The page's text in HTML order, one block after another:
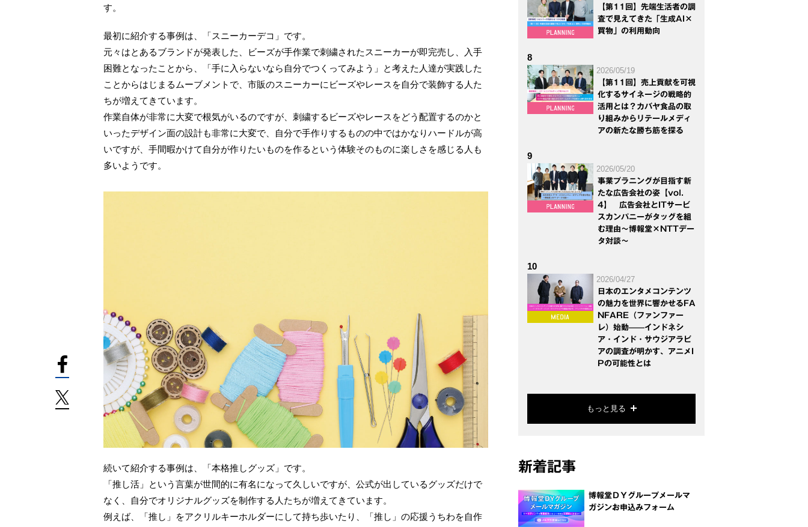
す。
最初に紹介する事例は、「スニーカーデコ」です。
元々はとあるブランドが発表した、ビーズが手作業で刺繍されたスニーカーが即完売し、入手
困難となったことから、「手に入らないなら自分でつくってみよう」と考えた人達が実践した
ことからはじまるムーブメントで、市販のスニーカーにビーズやレースを自分で装飾する人た
ちが増えてきています。
作業自体が非常に大変で根気がいるのですが、刺繍するビーズやレースをどう配置するのかと
いったデザイン面の設計も非常に大変で、自分で手作りするものの中ではかなりハードルが高
いですが、手間暇かけて自分が作りたいものを作るという体験そのものに楽しさを感じる人も
多いようです。
続いて紹介する事例は、「本格推しグッズ」です。
「推し活」という言葉が世間的に有名になって久しいですが、公式が出しているグッズだけで
なく、自分でオリジナルグッズを制作する人たちが増えてきています。
例えば、「推し」をアクリルキーホルダーにして持ち歩いたり、「推し」の応援うちわを自作
【第11回】先端生活者の調
査で見えてきた「生成AI×
買物」の利用動向
8
2026/05/19
【第11回】売上貢献を可視
化するサイネージの戦略的
活用とは？カバヤ食品の取
り組みからリテールメディ
アの新たな勝ち筋を探る
9
2026/05/20
事業プラニングが目指す新
たな広告会社の姿【vol.
4】 広告会社とITサービ
スカンパニーがタッグを組
む理由～博報堂×NTTデー
タ対談～
10
2026/04/27
日本のエンタメコンテンツ
の魅力を世界に響かせるFA
NFARE（ファンファー
レ）始動——インドネシ
ア・インド・サウジアラビ
アの調査が明かす、アニメI
Pの可能性とは
もっと見る
新着記事
博報堂ＤＹグループメールマ
ガジンお申込みフォーム